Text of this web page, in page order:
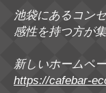
池袋にあるコン
感性を持つ方が
新しいホームペ
https://cafebar-